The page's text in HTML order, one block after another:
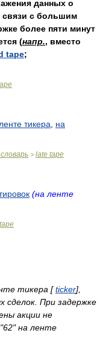
данных о
связи с большим
более пяти минут
(напр., вместо
tape;
тикера
на
> late tape
(на ленте
тикера [ticker],
сделок. При задержке
акции не
на ленте